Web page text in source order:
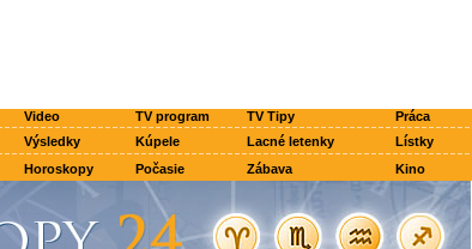
Video TV program TV Tipy
Práca
Výsledky Kúpele Lacné letenky
Lístky
Horoskopy Počasie Zábava Kino